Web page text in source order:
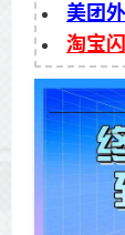
美团
淘宝